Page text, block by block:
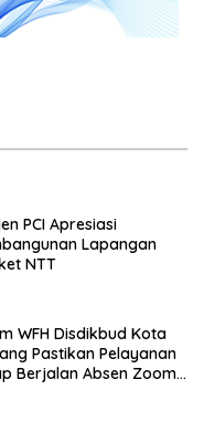
PCI Apresiasi
Lapangan
NTT
Disdikbud Kota
Pastikan Pelayanan
Berjalan Absen Zoom